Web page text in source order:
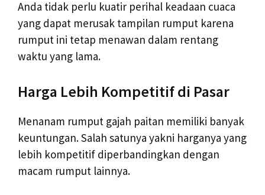
Anda tidak perlu kuatir perihal keadaan cuaca
yang dapat merusak tampilan rumput karena
rumput ini tetap menawan dalam rentang
waktu yang lama.
Harga Lebih Kompetitif di Pasar
Menanam rumput gajah paitan memiliki banyak
keuntungan. Salah satunya yakni harganya yang
lebih kompetitif diperbandingkan dengan
macam rumput lainnya.